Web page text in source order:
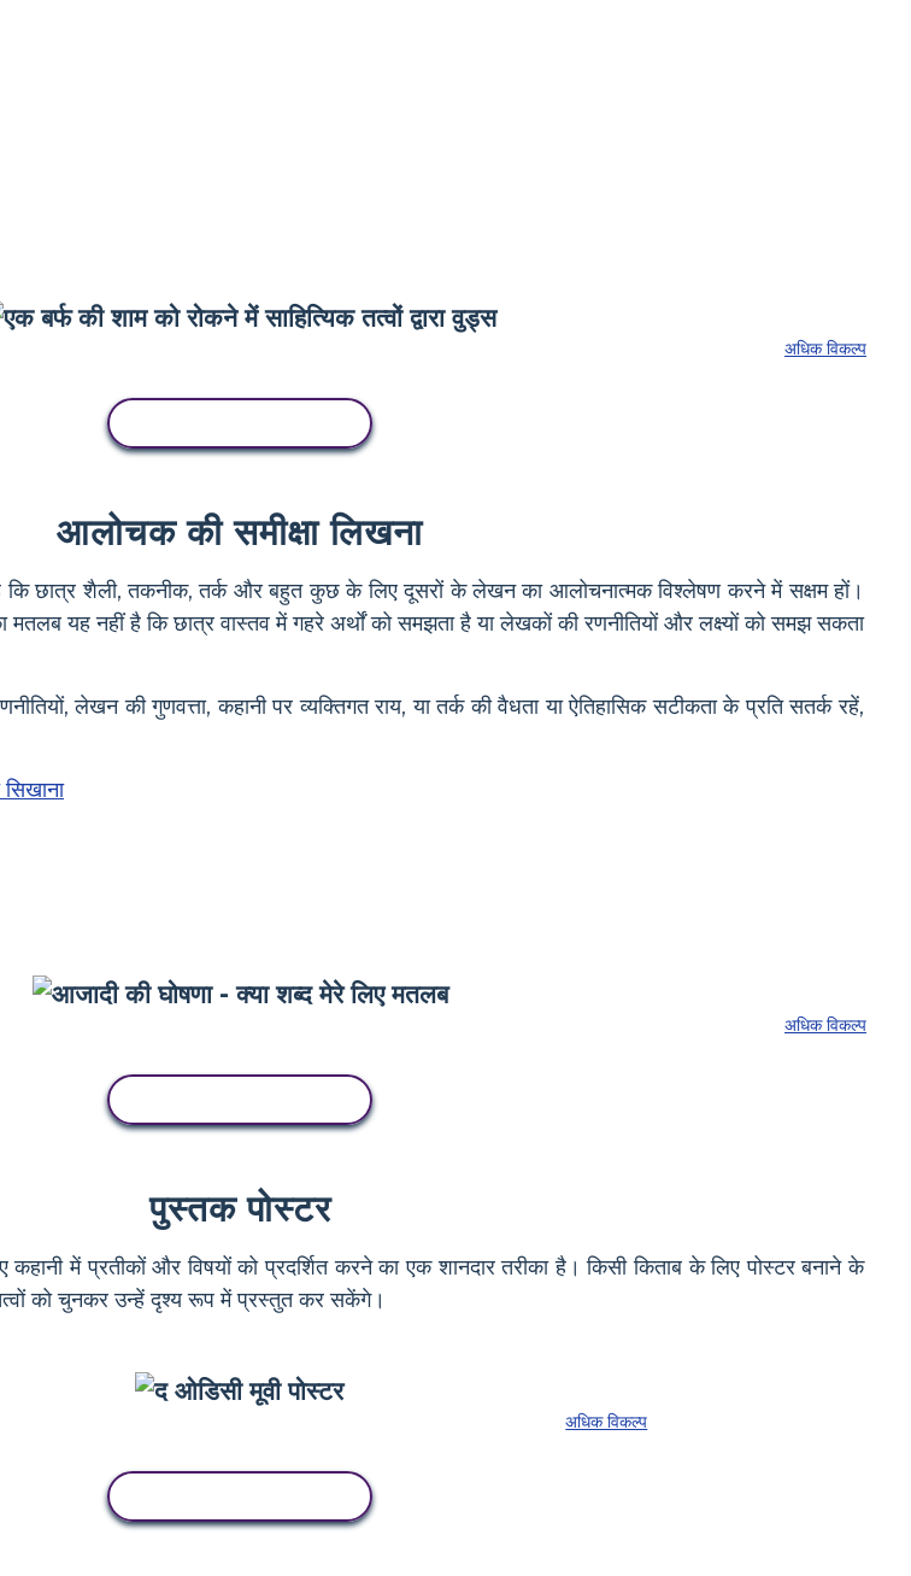
अधिक विकल्प
आलोचक की समीक्षा लिखना
है कि छात्र शैली, तकनीक, तर्क और बहुत कुछ के लिए दूसरों के लेखन का आलोचनात्मक विश्लेषण करने में सक्षम हों।
यह नहीं है कि छात्र वास्तव में गहरे अर्थों को समझता है या लेखकों की रणनीतियों और लक्ष्यों को समझ सकता
लेखन की गुणवत्ता, कहानी पर व्यक्तिगत राय, या तर्क की वैधता या ऐतिहासिक सटीकता के प्रति सतर्क रहें,
अधिक विकल्प
पुस्तक पोस्टर
कहानी में प्रतीकों और विषयों को प्रदर्शित करने का एक शानदार तरीका है। किसी किताब के लिए पोस्टर बनाने के
को चुनकर उन्हें दृश्य रूप में प्रस्तुत कर सकेंगे।
अधिक विकल्प